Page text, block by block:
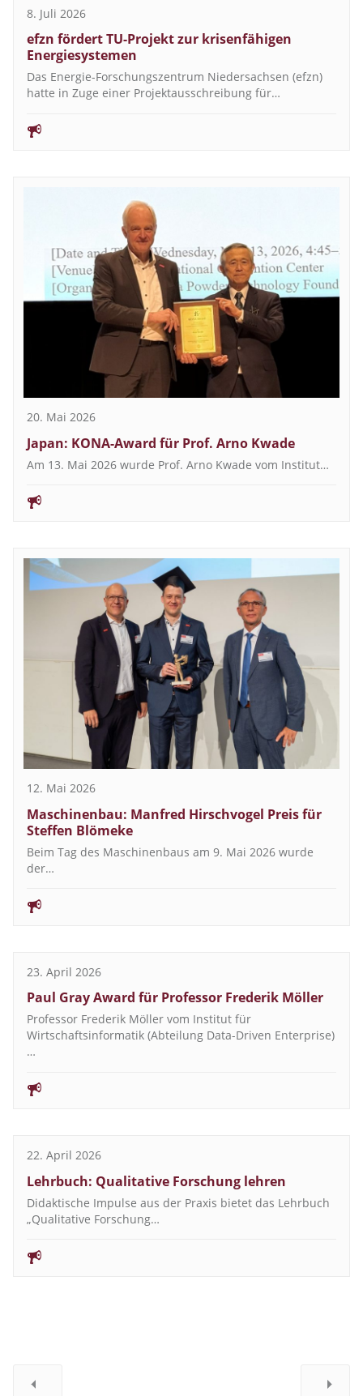
8. Juli 2026
efzn fördert TU-Projekt zur krisenfähigen
Energiesystemen
Das Energie-Forschungszentrum Niedersachsen (efzn)
hatte in Zuge einer Projektausschreibung für…
20. Mai 2026
Japan: KONA-Award für Prof. Arno Kwade
Am 13. Mai 2026 wurde Prof. Arno Kwade vom Institut…
12. Mai 2026
Maschinenbau: Manfred Hirschvogel Preis für
Steffen Blömeke
Beim Tag des Maschinenbaus am 9. Mai 2026 wurde
der…
23. April 2026
Paul Gray Award für Professor Frederik Möller
Professor Frederik Möller vom Institut für
Wirtschaftsinformatik (Abteilung Data-Driven Enterprise)
…
22. April 2026
Lehrbuch: Qualitative Forschung lehren
Didaktische Impulse aus der Praxis bietet das Lehrbuch
„Qualitative Forschung…